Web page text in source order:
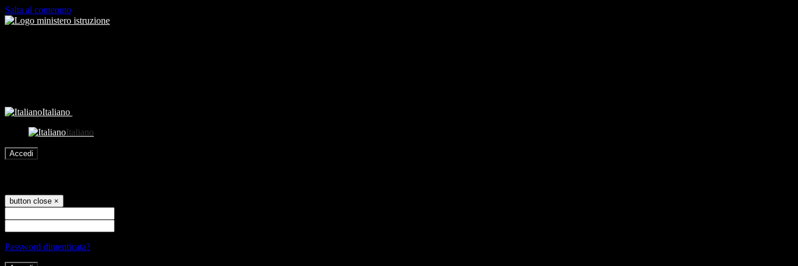
Salta al contenuto
Italiano
Italiano
Accedi
button close ×
Password dimenticata?